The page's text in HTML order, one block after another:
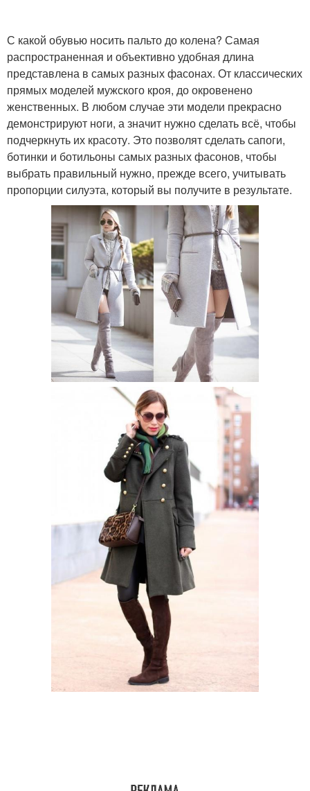
С какой обувью носить пальто до колена? Самая
распространенная и объективно удобная длина
представлена в самых разных фасонах. От классических
прямых моделей мужского кроя, до окровенено
женственных. В любом случае эти модели прекрасно
демонстрируют ноги, а значит нужно сделать всё, чтобы
подчеркнуть их красоту. Это позволят сделать сапоги,
ботинки и ботильоны самых разных фасонов, чтобы
выбрать правильный нужно, прежде всего, учитывать
пропорции силуэта, который вы получите в результате.